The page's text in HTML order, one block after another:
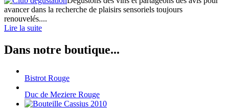
avancer dans la recherche de plaisirs sensoriels toujours
renouvelés....
Lire la suite
Dans notre boutique...
Bistrot Rouge
Duc de Meziere Rouge